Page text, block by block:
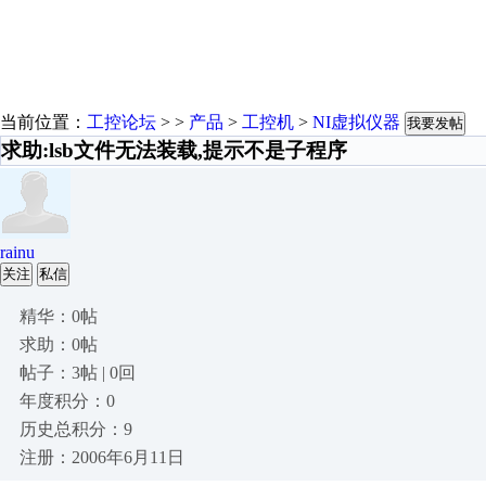
当前位置： 工控论坛 > > 产品 > 工控机 > NI虚拟仪器 我要发帖
求助:lsb文件无法装载,提示不是子程序
rainu
关注 私信
精华：0帖
求助：0帖
帖子：3帖 | 0回
年度积分：0
历史总积分：9
注册：2006年6月11日